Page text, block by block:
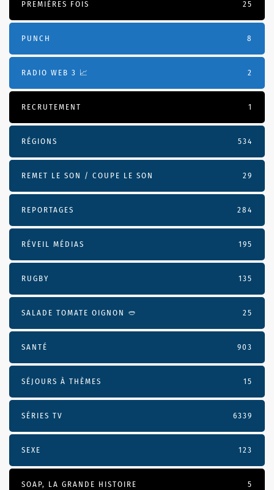
PREMIÈRES FOIS 25
PUNCH 8
RADIO WEB 3 📈 2
RECRUTEMENT 1
RÉGIONS 534
REMET LE SON / COUPE LE SON 29
REPORTAGES 284
RÉVEIL MÉDIAS 195
RUGBY 135
SALADE TOMATE OIGNON 🥙 25
SANTÉ 903
SÉJOURS À THÈMES 15
SÉRIES TV 6339
SEXE 123
SOAP, LA GRANDE HISTOIRE 5